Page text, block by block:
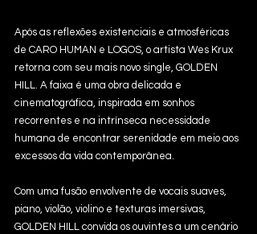
Após as reflexões existenciais e atmosféricas
de CARO HUMAN e LOGOS, o artista Wes Krux
retorna com seu mais novo single, GOLDEN
HILL. A faixa é uma obra delicada e
cinematográfica, inspirada em sonhos
recorrentes e na intrínseca necessidade
humana de encontrar serenidade em meio aos
excessos da vida contemporânea.
Com uma fusão envolvente de vocais suaves,
piano, violão, violino e texturas imersivas,
GOLDEN HILL convida os ouvintes a um cenário